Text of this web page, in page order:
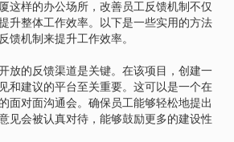
这样的办公场所，改善员工反馈机制不仅
升整体工作效率。以下是一些实用的方法
馈机制来提升工作效率。
放的反馈渠道是关键。在该项目，创建一
和建议的平台至关重要。这可以是一个在
面对面沟通会。确保员工能够轻松地提出
见会被认真对待，能够鼓励更多的建设性